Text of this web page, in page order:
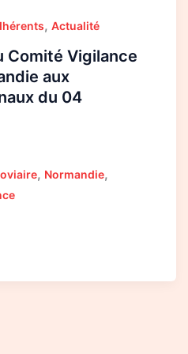
, Actualité
Vigilance
aux
du 04
, Normandie,